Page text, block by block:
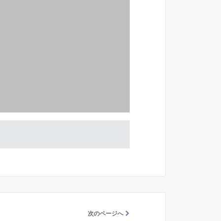
次のページへ